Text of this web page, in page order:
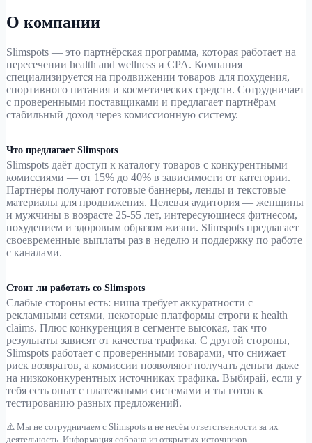
О компании
Slimspots — это партнёрская программа, которая работает на
пересечении health and wellness и CPA. Компания
специализируется на продвижении товаров для похудения,
спортивного питания и косметических средств. Сотрудничает
с проверенными поставщиками и предлагает партнёрам
стабильный доход через комиссионную систему.
Что предлагает Slimspots
Slimspots даёт доступ к каталогу товаров с конкурентными
комиссиями — от 15% до 40% в зависимости от категории.
Партнёры получают готовые баннеры, ленды и текстовые
материалы для продвижения. Целевая аудитория — женщины
и мужчины в возрасте 25-55 лет, интересующиеся фитнесом,
похудением и здоровым образом жизни. Slimspots предлагает
своевременные выплаты раз в неделю и поддержку по работе
с каналами.
Стоит ли работать со Slimspots
Слабые стороны есть: ниша требует аккуратности с
рекламными сетями, некоторые платформы строги к health
claims. Плюс конкуренция в сегменте высокая, так что
результаты зависят от качества трафика. С другой стороны,
Slimspots работает с проверенными товарами, что снижает
риск возвратов, а комиссии позволяют получать деньги даже
на низкоконкурентных источниках трафика. Выбирай, если у
тебя есть опыт с платежными системами и ты готов к
тестированию разных предложений.
⚠️ Мы не сотрудничаем с Slimspots и не несём ответственности за их
деятельность. Информация собрана из открытых источников.